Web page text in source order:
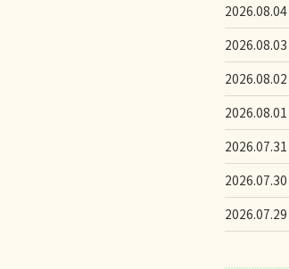
2026.08.04
2026.08.03
2026.08.02
2026.08.01
2026.07.31
2026.07.30
2026.07.29